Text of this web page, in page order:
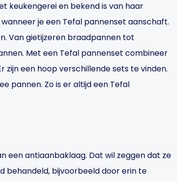
keukengerei en bekend is van haar
je een Tefal pannenset aanschaft.
Van gietijzeren braadpannen tot
Met een Tefal pannenset combineer
zijn een hoop verschillende sets te vinden.
pannen. Zo is er altijd een Tefal
een antiaanbaklaag. Dat wil zeggen dat ze
behandeld, bijvoorbeeld door erin te